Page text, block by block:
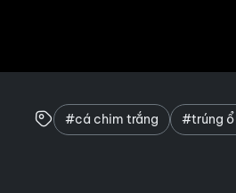
#cá chim trắng #trúng